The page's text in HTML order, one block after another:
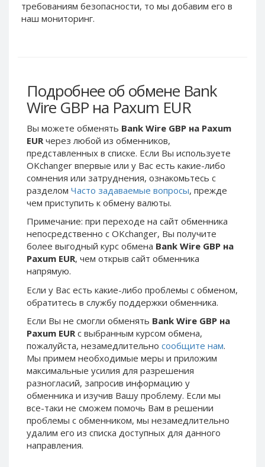
требованиям безопасности, то мы добавим его в
наш мониторинг.
Подробнее об обмене Bank
Wire GBP на Paxum EUR
Вы можете обменять Bank Wire GBP на Paxum
EUR через любой из обменников,
представленных в списке. Если Вы используете
OKchanger впервые или у Вас есть какие-либо
сомнения или затруднения, ознакомьтесь с
разделом Часто задаваемые вопросы, прежде
чем приступить к обмену валюты.
Примечание: при переходе на сайт обменника
непосредственно c OKchanger, Вы получите
более выгодный курс обмена Bank Wire GBP на
Paxum EUR, чем открыв сайт обменника
напрямую.
Если у Вас есть какие-либо проблемы с обменом,
обратитесь в службу поддержки обменника.
Если Вы не смогли обменять Bank Wire GBP на
Paxum EURс выбранным курсом обмена,
пожалуйста, незамедлительно сообщите нам.
Мы примем необходимые меры и приложим
максимальные усилия для разрешения
разногласий, запросив информацию у
обменника и изучив Вашу проблему. Если мы
все-таки не сможем помочь Вам в решении
проблемы c обменником, мы незамедлительно
удалим его из списка доступных для данного
направления.
Webmoney WMU
Webmoney WMK
Skril USD
Skril EUR
Skril INR
Skril PLN
Skril GBP
Skril AUD
Skril NOK
Paxum USD
Paxum EUR
Epay USD
Phone Balance RUB
Phone Balance UAH
Phone Balance AMD
Neteller USD
Neteller EUR
Neteller INR
Neteller PLN
Neteller GBP
Neteller NOK
Webmoney WMU
Skril USD
Skril EUR
Skril INR
Skril GBP
Skril AUD
Skril NOK
Paxum USD
Paxum EUR
Epay USD
Phone Balance RUB
Phone Balance UAH
Phone Balance AMD
Neteller USD
Neteller EUR
Neteller INR
Neteller PLN
Neteller GBP
Neteller NOK